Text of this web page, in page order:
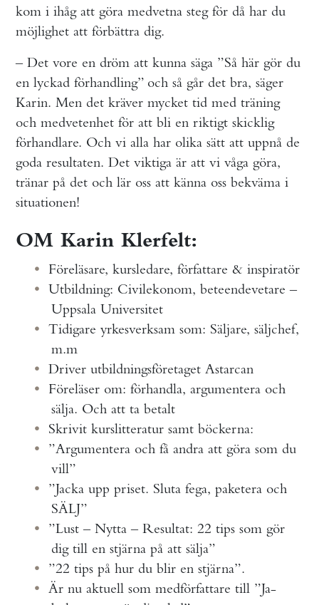
kom i ihåg att göra medvetna steg för då har du
möjlighet att förbättra dig.
– Det vore en dröm att kunna säga ”Så här gör du
en lyckad förhandling” och så går det bra, säger
Karin. Men det kräver mycket tid med träning
och medvetenhet för att bli en riktigt skicklig
förhandlare. Och vi alla har olika sätt att uppnå de
goda resultaten. Det viktiga är att vi våga göra,
tränar på det och lär oss att känna oss bekväma i
situationen!
OM Karin Klerfelt:
Föreläsare, kursledare, författare & inspiratör
Utbildning: Civilekonom, beteendevetare –
Uppsala Universitet
Tidigare yrkesverksam som: Säljare, säljchef,
m.m
Driver utbildningsföretaget Astarcan
Föreläser om: förhandla, argumentera och
sälja. Och att ta betalt
Skrivit kurslitteratur samt böckerna:
”Argumentera och få andra att göra som du
vill”
”Jacka upp priset. Sluta fega, paketera och
SÄLJ”
”Lust – Nytta – Resultat: 22 tips som gör
dig till en stjärna på att sälja”
”22 tips på hur du blir en stjärna”.
Är nu aktuell som medförfattare till ”Ja-